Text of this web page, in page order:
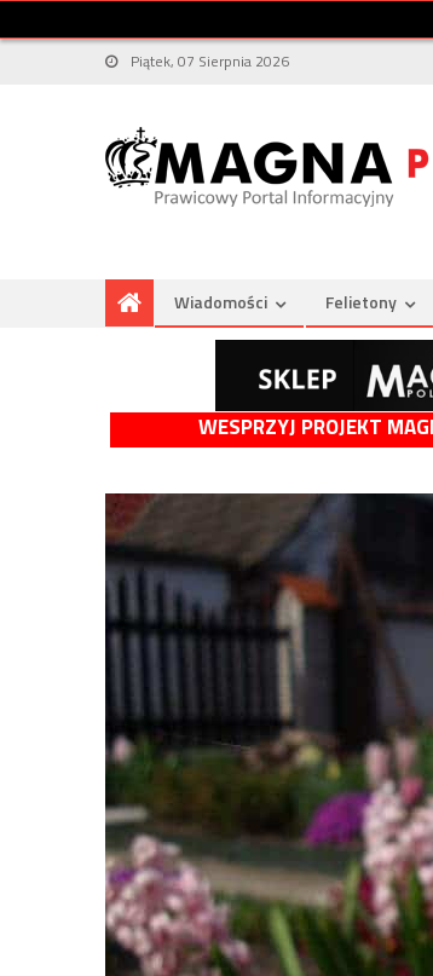
Piątek, 07 Sierpnia 2026
Wiadomości Felietony
WESPRZYJ PROJEKT